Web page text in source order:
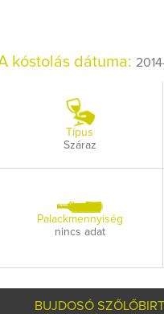
kóstolás dátuma:
Típus
Száraz
Palackmennyiség
nincs adat
BUJDOSÓ